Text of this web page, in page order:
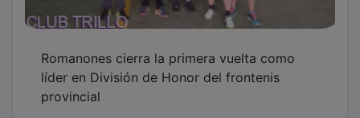
Romanones cierra la primera vuelta como
líder en División de Honor del frontenis
provincial